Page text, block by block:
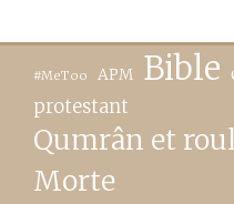
#MeToo APM Bible
protestant
Qumrân et
Morte